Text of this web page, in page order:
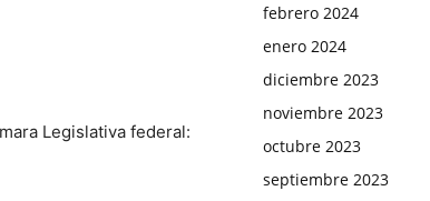
Legislativa federal:
febrero 2024
enero 2024
diciembre 2023
noviembre 2023
octubre 2023
septiembre 2023